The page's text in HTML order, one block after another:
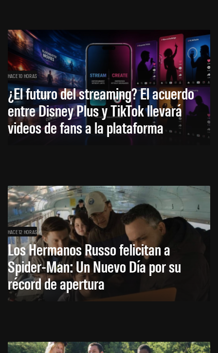
HACE 10 HORAS
¿El futuro del streaming? El acuerdo
entre Disney Plus y TikTok llevará
videos de fans a la plataforma
HACE 12 HORAS
Los Hermanos Russo felicitan a
Spider-Man: Un Nuevo Día por su
récord de apertura